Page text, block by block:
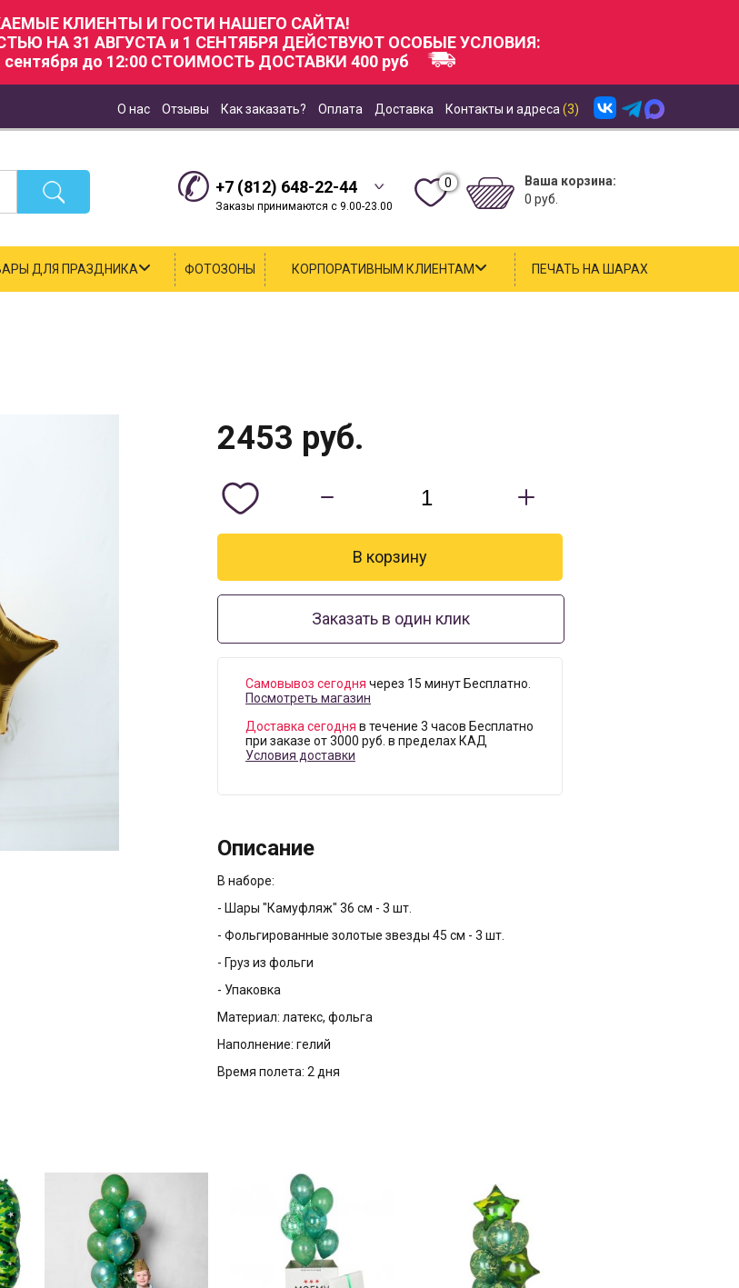
КЛИЕНТЫ И ГОСТИ НАШЕГО САЙТА!
НА 31 АВГУСТА и 1 СЕНТЯБРЯ ДЕЙСТВУЮТ ОСОБЫЕ УСЛОВИЯ:
сентября до 12:00 СТОИМОСТЬ ДОСТАВКИ 400 руб
О нас Отзывы Как заказать? Оплата Доставка Контакты и адреса (3)
+7 (812) 648-22-44
Заказы принимаются с 9.00-23.00
0
Ваша корзина:
0 руб.
ДЛЯ ПРАЗДНИКА ФОТОЗОНЫ КОРПОРАТИВНЫМ КЛИЕНТАМ ПЕЧАТЬ НА ШАРАХ
2453 руб.
Заказать в один клик
Самовывоз сегодня через 15 минут Бесплатно.
Посмотреть магазин
Доставка сегодня в течение 3 часов Бесплатно
при заказе от 3000 руб. в пределах КАД
Условия доставки
Описание
В наборе:
- Шары "Камуфляж" 36 см - 3 шт.
- Фольгированные золотые звезды 45 см - 3 шт.
- Груз из фольги
- Упаковка
Материал: латекс, фольга
Наполнение: гелий
Время полета: 2 дня